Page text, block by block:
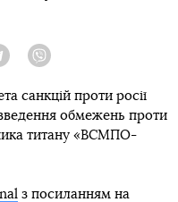
Telegram
санкцій проти росії
обмежень проти
титану «ВСМПО-
з посиланням на